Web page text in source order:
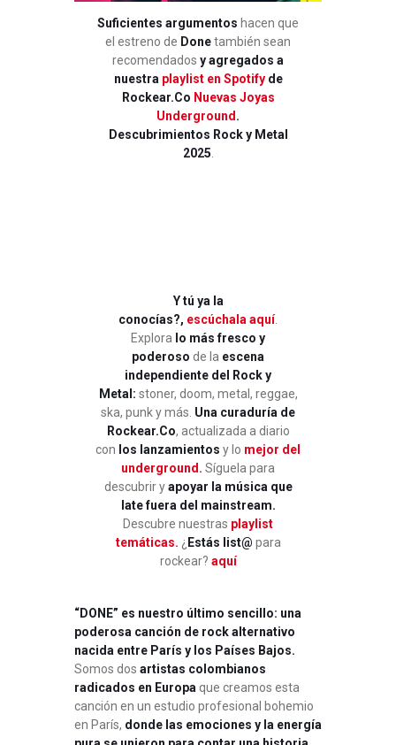
Suficientes argumentos hacen que
el estreno de Donetambién sean
recomendados y agregados a
nuestra playlist en Spotify de
Rockear.Co Nuevas Joyas
Underground .
Descubrimientos Rock y Metal
2025
Y tú ya la
conocías?, escúchala aquí.
Explora lo más fresco y
poderoso de la escena
independiente del Rock y
Metal: stoner, doom, metal, reggae,
ska, punk y más. Una curaduría de
Rockear.Co, actualizada a diario
con los lanzamientos y lo mejor del
underground. Síguela para
descubrir yapoyar la música que
late fuera del mainstream.
Descubre nuestras playlist
temáticas. ¿ Estás list@ para
rockear? aquí
“DONE” es nuestro último sencillo: una
poderosa canción de rock alternativo
nacida entre París y los Países Bajos.
Somos dos artistas colombianos
radicados en Europa que creamos esta
canción en un estudio profesional bohemio
en París, donde las emociones y la energía